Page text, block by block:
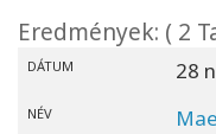
KERESÉS
Eredmények: ( 2
DÁTUM 28
NÉV